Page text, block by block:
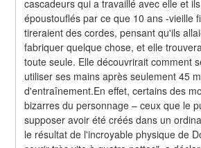
cascadeurs qui a travaillé avec elle et
époustouflés par ce que 10 ans -vieille
tireraient des cordes, pensant qu'ils
fabriquer quelque chose, et elle
toute seule. Elle découvrirait comment
utiliser ses mains après seulement 45
d'entraînement.En effet, certains des
bizarres du personnage – ceux que le
supposer avoir été créés dans un
le résultat de l'incroyable physique de